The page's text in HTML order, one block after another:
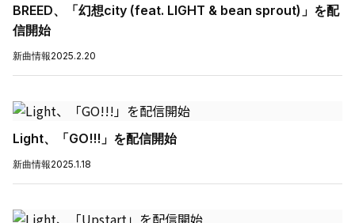
BREED、「幻想city (feat. LIGHT & bean sprout)」を配
信開始
新曲情報2025.2.20
Light、「GO!!!」を配信開始
新曲情報2025.1.18